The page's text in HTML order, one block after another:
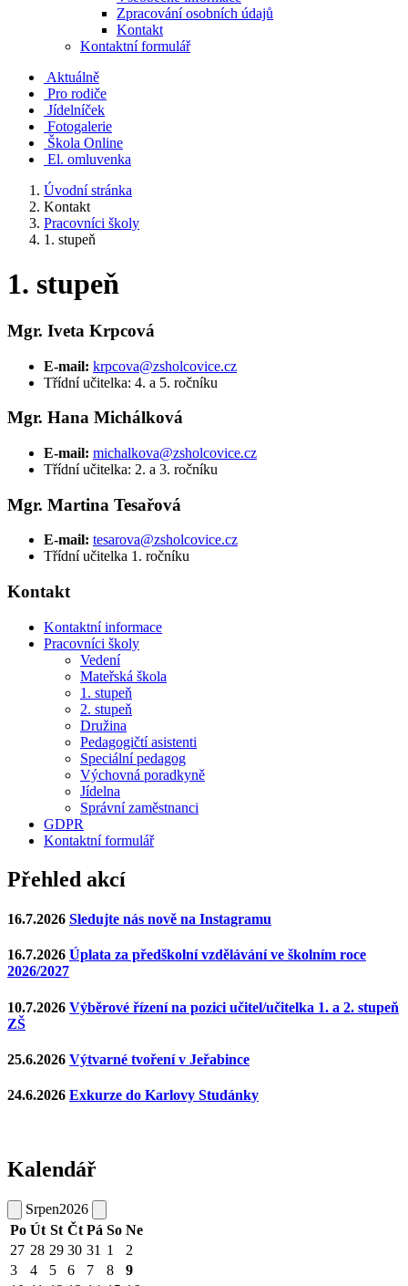
Zpracování osobních údajů
Kontakt
Kontaktní formulář
Aktuálně
Pro rodiče
Jídelníček
Fotogalerie
Škola Online
El. omluvenka
Úvodní stránka
Kontakt
Pracovníci školy
1. stupeň
1. stupeň
Mgr. Iveta Krpcová
E-mail: krpcova@zsholcovice.cz
Třídní učitelka: 4. a 5. ročníku
Mgr. Hana Michálková
E-mail: michalkova@zsholcovice.cz
Třídní učitelka: 2. a 3. ročníku
Mgr. Martina Tesařová
E-mail: tesarova@zsholcovice.cz
Třídní učitelka 1. ročníku
Kontakt
Kontaktní informace
Pracovníci školy
Vedení
Mateřská škola
1. stupeň
2. stupeň
Družina
Pedagogičtí asistenti
Speciální pedagog
Výchovná poradkyně
Jídelna
Správní zaměstnanci
GDPR
Kontaktní formulář
Přehled akcí
16.7.2026 Sledujte nás nově na Instagramu
16.7.2026 Úplata za předškolní vzdělávání ve školním roce
2026/2027
10.7.2026 Výběrové řízení na pozici učitel/učitelka 1. a 2. stupeň
ZŠ
25.6.2026 Výtvarné tvoření v Jeřabince
24.6.2026 Exkurze do Karlovy Studánky
Kalendář
Srpen2026
Po Út St Čt Pá So Ne
27 28 29 30 31 1
2
3
4 5 6 7 8
9